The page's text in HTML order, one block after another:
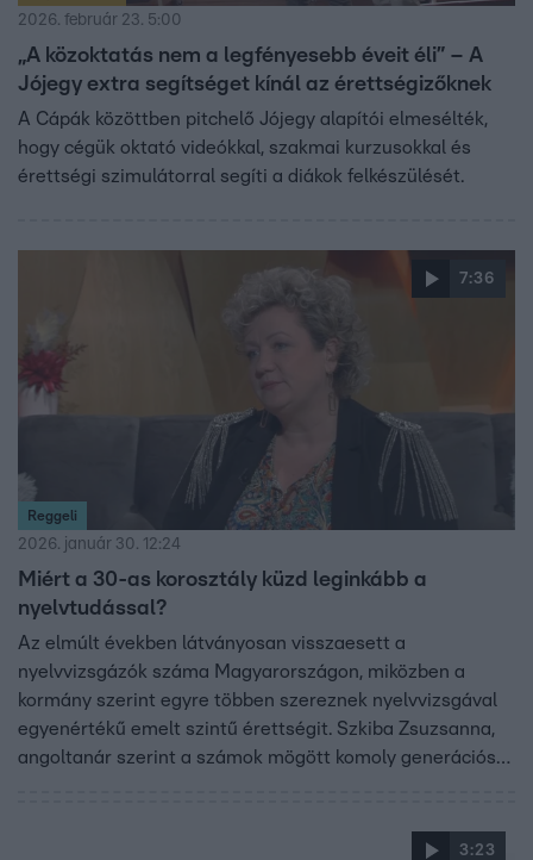
2026. február 23. 5:00
„A közoktatás nem a legfényesebb éveit éli” – A
Jójegy extra segítséget kínál az érettségizőknek
A Cápák közöttben pitchelő Jójegy alapítói elmesélték,
hogy cégük oktató videókkal, szakmai kurzusokkal és
érettségi szimulátorral segíti a diákok felkészülését.
7:36
Reggeli
2026. január 30. 12:24
Miért a 30-as korosztály küzd leginkább a
nyelvtudással?
Az elmúlt években látványosan visszaesett a
nyelvvizsgázók száma Magyarországon, miközben a
kormány szerint egyre többen szereznek nyelvvizsgával
egyenértékű emelt szintű érettségit. Szkiba Zsuzsanna,
angoltanár szerint a számok mögött komoly generációs
korosztálynál gyakran megmarad a lexikális tudás, de a
3:23